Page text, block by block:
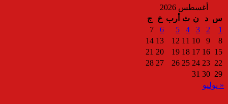
أغسطس 2026
س د ن ث أرب خ
ج
1
2
3
4
5
6
7
8
9
10
11
12
13
14
15
16
17
18
19
20
21
22
23
24
25
26
27
28
29
30
31
« يوليو